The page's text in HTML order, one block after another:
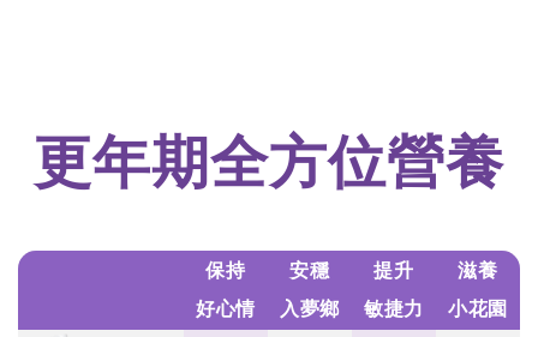
更年期全方位營養
保持
好心情
安穩
入夢鄉
提升
敏捷力
滋養
小花園